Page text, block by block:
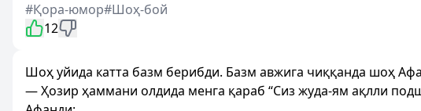
#Қора-юмор#Шоҳ-бой
12
Шоҳ уйида катта базм берибди. Базм авжига чиққанда шоҳ
— Ҳозир ҳаммани олдида менга қараб “Сиз жуда-ям ақлли